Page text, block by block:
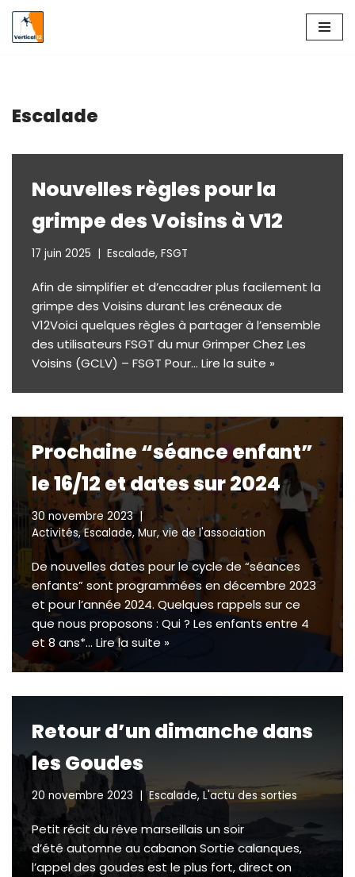
Aller
Escalade
Nouvelles règles pour la
grimpe des Voisins à V12
17 juin 2025 Escalade, FSGT
Afin de simplifier et d’encadrer plus facilement la
grimpe des Voisins durant les créneaux de
V12Voici quelques règles à partager à l’ensemble
des utilisateurs FSGT du mur Grimper Chez Les
Voisins (GCLV) – FSGT Pour… Lire la suite »
Prochaine “séance enfant”
le 16/12 et dates sur 2024
30 novembre 2023
Activités,Escalade, Mur,vie de l'association
De nouvelles dates pour le cycle de “séances
enfants” sont programmées en décembre 2023
et pour l’année 2024. Quelques rappels sur ce
que nous proposons : Qui ? Les enfants entre 4
et 8 ans*… Lire la suite »
Retour d’un dimanche dans
les Goudes
20 novembre 2023 Escalade, L'actu des sorties
Petit récit du rêve marseillais un soir
d’été automne au cabanon Sortie calanques,
l’appel des goudes est le plus fort, direct on